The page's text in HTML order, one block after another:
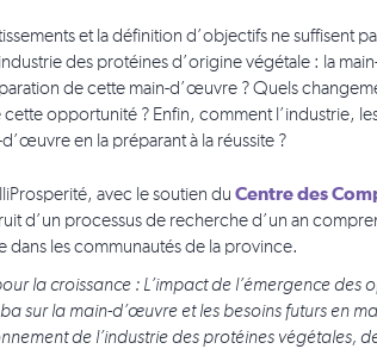
et la définition d’objectifs ne
des protéines d’origine végétale : la
de cette main-d’œuvre ? Quels
opportunité ? Enfin, comment l’industrie,
en la préparant à la réussite ?
avec le soutien du Centre des
d’un processus de recherche d’un an
dans les communautés de la province.
la croissance : L’impact de l’émergence
sur la main-d’œuvre et les besoins futurs en
de l’industrie des protéines végétales,